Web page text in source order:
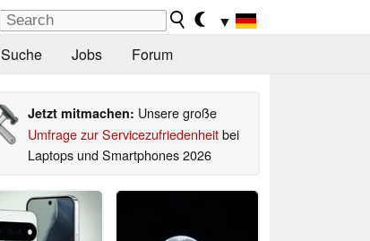
▼
Suche Jobs Forum
Jetzt mitmachen: Unsere große
Umfrage zur Servicezufriedenheitbei
Laptops und Smartphones 2026